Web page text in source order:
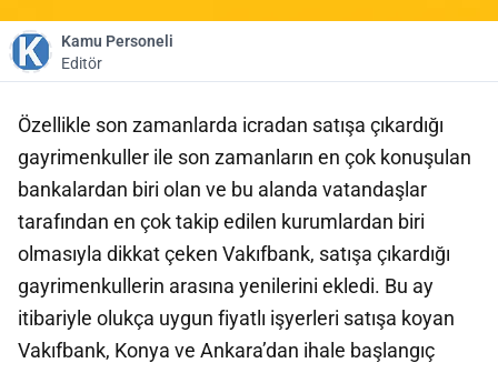
Kamu Personeli
Editör
Özellikle son zamanlarda icradan satışa çıkardığı
gayrimenkuller ile son zamanların en çok konuşulan
bankalardan biri olan ve bu alanda vatandaşlar
tarafından en çok takip edilen kurumlardan biri
olmasıyla dikkat çeken Vakıfbank, satışa çıkardığı
gayrimenkullerin arasına yenilerini ekledi. Bu ay
itibariyle olukça uygun fiyatlı işyerleri satışa koyan
Vakıfbank, Konya ve Ankara’dan ihale başlangıç